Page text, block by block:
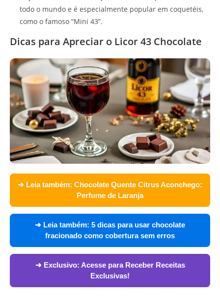
todo o mundo e é especialmente popular em coquetéis,
como o famoso “Mini 43”.
Dicas para Apreciar o Licor 43 Chocolate
➜ Leia também: Chocolate Quente Citrus Aconchego:
Perfume de Laranja
➜ Leia também: 5 dicas para usar chocolate
fracionado como cobertura sem erros
➜ Exclusivo: Acesse para Receber Receitas
Exclusivas!